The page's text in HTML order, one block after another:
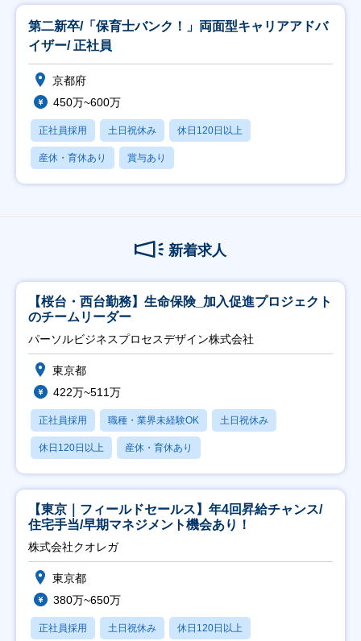
第二新卒/「保育士バンク！」両面型キャリアアドバ
イザー/ 正社員
京都府
450万~600万
正社員採用 土日祝休み 休日120日以上
産休・育休あり 賞与あり
新着求人
【桜台・西台勤務】生命保険_加入促進プロジェクト
のチームリーダー
パーソルビジネスプロセスデザイン株式会社
東京都
422万~511万
正社員採用 職種・業界未経験OK 土日祝休み
休日120日以上 産休・育休あり
【東京｜フィールドセールス】年4回昇給チャンス/
住宅手当/早期マネジメント機会あり！
株式会社クオレガ
東京都
380万~650万
正社員採用 土日祝休み 休日120日以上